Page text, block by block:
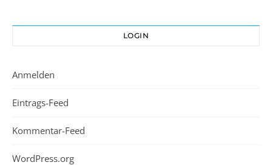
LOGIN
Anmelden
Eintrags-Feed
Kommentar-Feed
WordPress.org